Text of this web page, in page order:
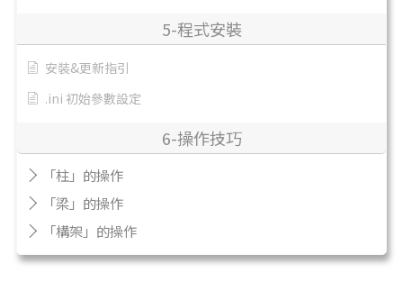
5-程式安裝
安裝&更新指引
.ini 初始參數設定
6-操作技巧
「柱」的操作
「梁」的操作
「構架」的操作